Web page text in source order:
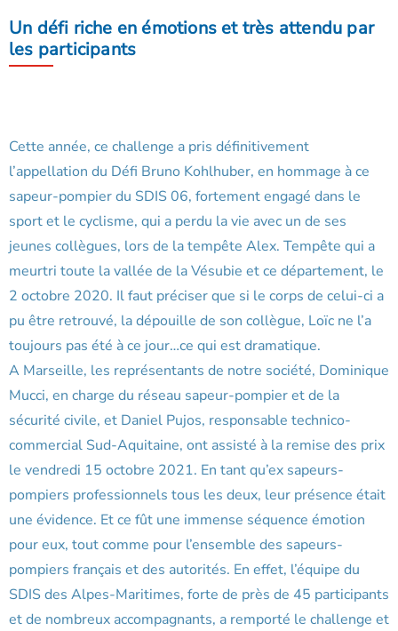
Un défi riche en émotions et très attendu par
les participants
Cette année, ce challenge a pris définitivement
l’appellation du Défi Bruno Kohlhuber, en hommage à ce
sapeur-pompier du SDIS 06, fortement engagé dans le
sport et le cyclisme, qui a perdu la vie avec un de ses
jeunes collègues, lors de la tempête Alex. Tempête qui a
meurtri toute la vallée de la Vésubie et ce département, le
2 octobre 2020. Il faut préciser que si le corps de celui-ci a
pu être retrouvé, la dépouille de son collègue, Loïc ne l’a
toujours pas été à ce jour…ce qui est dramatique.
A Marseille, les représentants de notre société, Dominique
Mucci, en charge du réseau sapeur-pompier et de la
sécurité civile, et Daniel Pujos, responsable technico-
commercial Sud-Aquitaine, ont assisté à la remise des prix
le vendredi 15 octobre 2021. En tant qu’ex sapeurs-
pompiers professionnels tous les deux, leur présence était
une évidence. Et ce fût une immense séquence émotion
pour eux, tout comme pour l’ensemble des sapeurs-
pompiers français et des autorités. En effet, l’équipe du
SDIS des Alpes-Maritimes, forte de près de 45 participants
et de nombreux accompagnants, a remporté le challenge et